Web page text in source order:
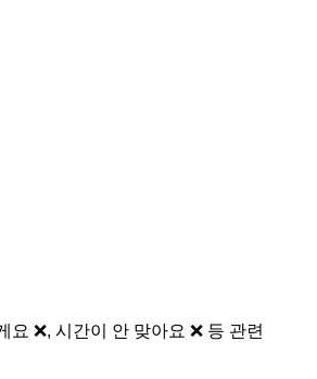
❌️, 시간이 안 맞아요 ❌️ 등 관련